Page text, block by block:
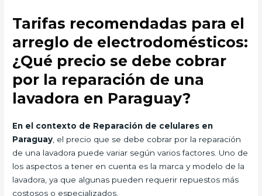
Tarifas recomendadas para el
arreglo de electrodomésticos:
¿Qué precio se debe cobrar
por la reparación de una
lavadora en Paraguay?
En el contexto de Reparación de celulares en
Paraguay , el precio que se debe cobrar por la reparación
de una lavadora puede variar según varios factores. Uno de
los aspectos a tener en cuenta es la marca y modelo de la
lavadora, ya que algunas pueden requerir repuestos más
costosos o especializados.